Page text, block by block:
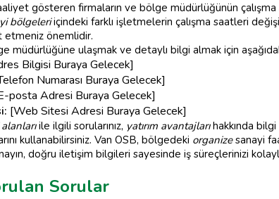
gösteren firmaların ve bölge müdürlüğünün
bölgeleriiçindeki farklı işletmelerin çalışma saatleri
önemlidir.
müdürlüğüne ulaşmak ve detaylı bilgi almak için
Bilgisi Buraya Gelecek]
Numarası Buraya Gelecek]
posta Adresi Buraya Gelecek]
[Web Sitesi Adresi Buraya Gelecek]
ile ilgili sorularınız, yatırım avantajlarıhakkında
kullanabilirsiniz. Van OSB, bölgedeki organizesanayi
doğru iletişim bilgileri sayesinde iş süreçlerinizi
Sorular